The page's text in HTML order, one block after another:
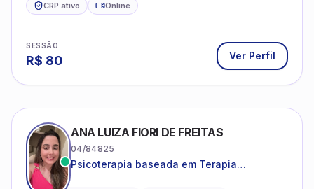
CRP ativo Online
SESSÃO
R$ 80 Ver Perfil
ANA LUIZA FIORI DE FREITAS
04/84825
Psicoterapia baseada em Terapia